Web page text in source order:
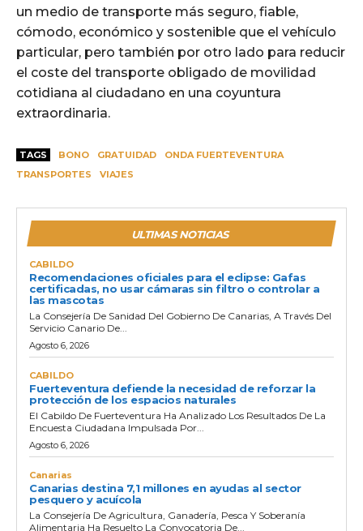
un medio de transporte más seguro, fiable,
cómodo, económico y sostenible que el vehículo
particular, pero también por otro lado para reducir
el coste del transporte obligado de movilidad
cotidiana al ciudadano en una coyuntura
extraordinaria.
TAGS BONO GRATUIDAD
ONDA FUERTEVENTURA
TRANSPORTES
VIAJES
ULTIMAS NOTICIAS
CABILDO
Recomendaciones oficiales para el eclipse: Gafas
certificadas, no usar cámaras sin filtro o controlar a
las mascotas
La Consejería De Sanidad Del Gobierno De Canarias, A Través Del
Servicio Canario De...
Agosto 6, 2026
CABILDO
Fuerteventura defiende la necesidad de reforzar la
protección de los espacios naturales
El Cabildo De Fuerteventura Ha Analizado Los Resultados De La
Encuesta Ciudadana Impulsada Por...
Agosto 6, 2026
Canarias
Canarias destina 7,1 millones en ayudas al sector
pesquero y acuícola
La Consejería De Agricultura, Ganadería, Pesca Y Soberanía
Alimentaria Ha Resuelto La Convocatoria De...